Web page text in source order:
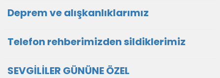
Deprem ve alışkanlıklarımız
Telefon rehberimizden sildiklerimiz
SEVGİLİLER GÜNÜNE ÖZEL